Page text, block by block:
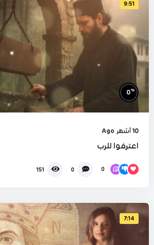
9:51
0%
10 أشهر Ago
اعترفوا للرب
0
0
151
7:14